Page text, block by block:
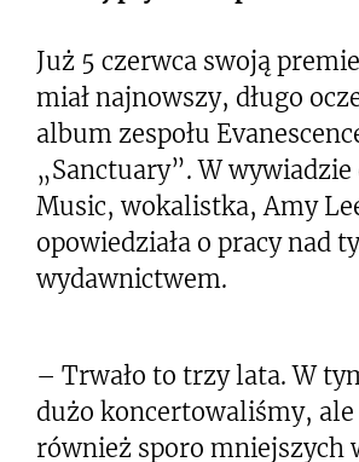
Już 5 czerwca swoją
miał najnowszy, długo
album zespołu
„Sanctuary”. W wywiadzie
Music, wokalistka, Amy
opowiedziała o pracy nad
wydawnictwem.
– Trwało to trzy lata. W
dużo koncertowaliśmy,
również sporo mniejszych